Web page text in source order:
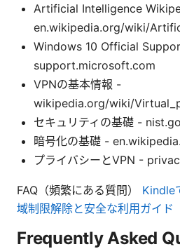
Artificial Intelligence
en.wikipedia.org/wiki/
Windows 10 Official
support.microsoft.com
VPNの基本情報 -
wikipedia.org/wiki/
セキュリティの基礎 -
暗号化の基礎 -
プライバシーとVPN -
FAQ（頻繁にある質問） Kindle
域制限解除と安全な利用ガイド
Frequently Asked